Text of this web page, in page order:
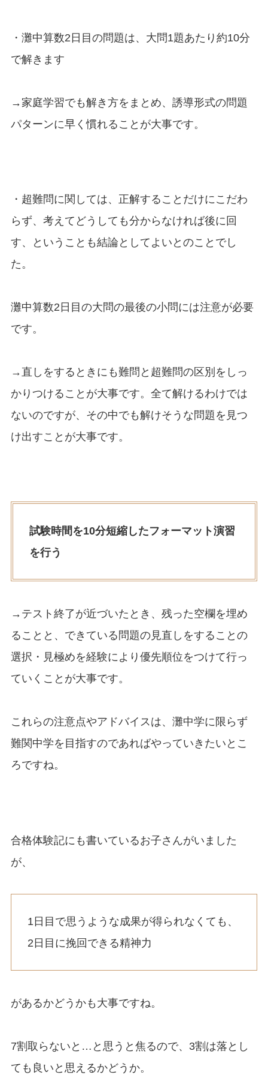
・灘中算数2日目の問題は、大問1題あたり約10分
で解きます
→家庭学習でも解き方をまとめ、誘導形式の問題
パターンに早く慣れることが大事です。
・超難問に関しては、正解することだけにこだわ
らず、考えてどうしても分からなければ後に回
す、ということも結論としてよいとのことでし
た。
灘中算数2日目の大問の最後の小問には注意が必要
です。
→直しをするときにも難問と超難問の区別をしっ
かりつけることが大事です。全て解けるわけでは
ないのですが、その中でも解けそうな問題を見つ
け出すことが大事です。
試験時間を10分短縮したフォーマット演習
を行う
→テスト終了が近づいたとき、残った空欄を埋め
ることと、できている問題の見直しをすることの
選択・見極めを経験により優先順位をつけて行っ
ていくことが大事です。
これらの注意点やアドバイスは、灘中学に限らず
難関中学を目指すのであればやっていきたいとこ
ろですね。
合格体験記にも書いているお子さんがいました
が、
1日目で思うような成果が得られなくても、
2日目に挽回できる精神力
があるかどうかも大事ですね。
7割取らないと…と思うと焦るので、3割は落とし
ても良いと思えるかどうか。